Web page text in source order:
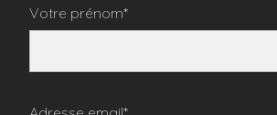
Votre prénom*